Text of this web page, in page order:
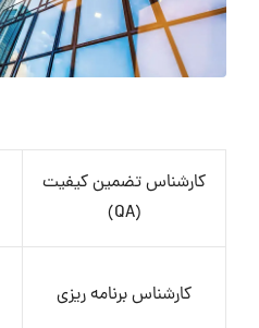
کارشناس تضمین کیفیت
(QA)
کارشناس برنامه ریزی